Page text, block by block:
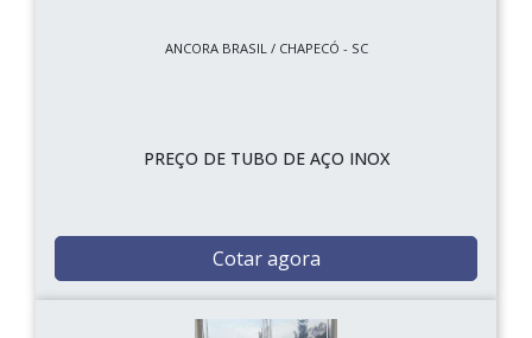
ANCORA BRASIL / CHAPECÓ - SC
PREÇO DE TUBO DE AÇO INOX
Cotar agora